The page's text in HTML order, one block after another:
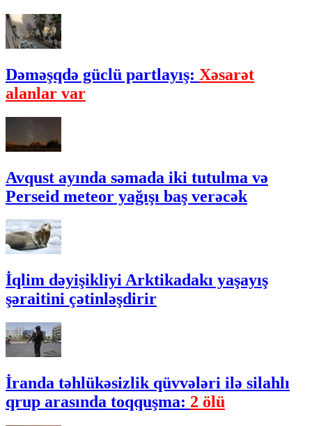
Dəməşqdə güclü partlayış: Xəsarət
alanlar var
Avqust ayında səmada iki tutulma və
Perseid meteor yağışı baş verəcək
İqlim dəyişikliyi Arktikadakı yaşayış
şəraitini çətinləşdirir
İranda təhlükəsizlik qüvvələri ilə silahlı
qrup arasında toqquşma: 2 ölü